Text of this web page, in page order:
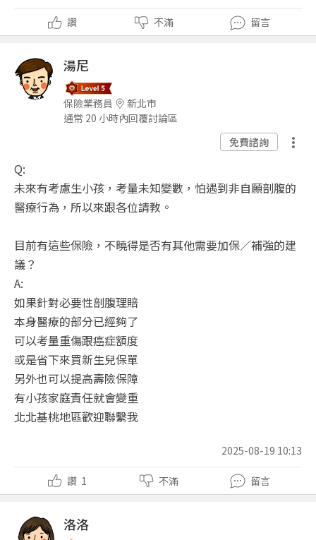
讚 不滿 留言
湯尼
保險業務員
新北市
通常 20 小時內回覆討論區
免費諮詢
Q:
未來有考慮生小孩，考量未知變數，怕遇到非自願剖腹的
醫療行為，所以來跟各位請教。
目前有這些保險，不曉得是否有其他需要加保／補強的建
議？
A:
如果針對必要性剖腹理賠
本身醫療的部分已經夠了
可以考量重傷跟癌症額度
或是省下來買新生兒保單
另外也可以提高壽險保障
有小孩家庭責任就會變重
北北基桃地區歡迎聯繫我
2025-08-19 10:13
讚 1 不滿 留言
洛洛